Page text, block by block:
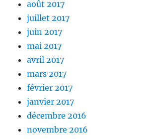
août 2017
juillet 2017
juin 2017
mai 2017
avril 2017
mars 2017
février 2017
janvier 2017
décembre 2016
novembre 2016